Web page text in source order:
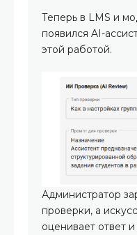
Теперь в LMS и
появился AI-
этой работой.
Администратор
проверки, а
оценивает ответ